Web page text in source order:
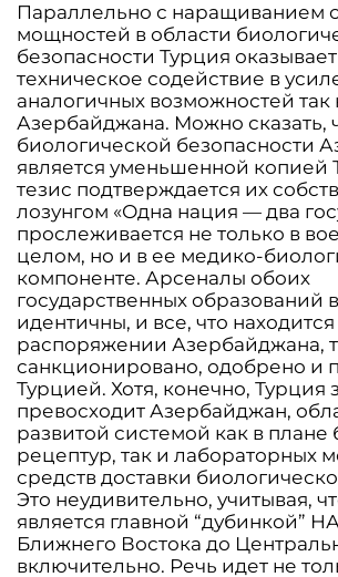
Параллельно с наращиванием
мощностей в области
безопасности Турция
техническое содействие в
аналогичных возможностей так
Азербайджана. Можно сказать,
биологической безопасности
является уменьшенной копией
тезис подтверждается их
лозунгом «Одна нация — два
прослеживается не только в
целом, но и в ее медико-
компоненте. Арсеналы обоих
государственных образований
идентичны, и все, что находится
распоряжении Азербайджана,
санкционировано, одобрено и
Турцией. Хотя, конечно, Турция
превосходит Азербайджан,
развитой системой как в плане
рецептур, так и лабораторных
средств доставки
Это неудивительно, учитывая,
является главной “дубинкой”
Ближнего Востока до
включительно. Речь идет не